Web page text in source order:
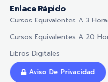
Enlace Rápido
Cursos Equivalentes A 3
Cursos Equivalentes A 20
Libros Digitales
Aviso De Privacidad